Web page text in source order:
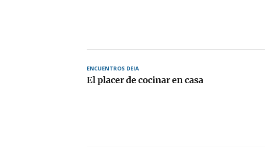
ENCUENTROS DEIA
El placer de cocinar en casa